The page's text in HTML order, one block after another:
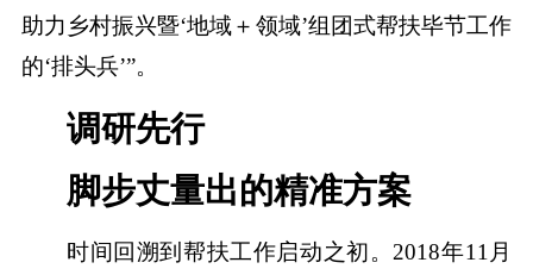
助力乡村振兴暨‘地域＋领域’组团式帮扶毕节工作
的‘排头兵’”。
调研先行
脚步丈量出的精准方案
时间回溯到帮扶工作启动之初。2018年11月